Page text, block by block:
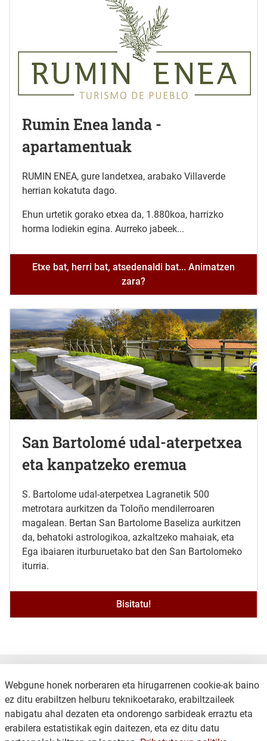
Rumin Enea landa -
apartamentuak
RUMIN ENEA, gure landetxea, arabako Villaverde
herrian kokatuta dago.
Ehun urtetik gorako etxea da, 1.880koa, harrizko
horma lodiekin egina. Aurreko jabeek...
Etxe bat, herri bat, atsedenaldi bat... Animatzen
zara?
San Bartolomé udal-aterpetxea
eta kanpatzeko eremua
S. Bartolome udal-aterpetxea Lagranetik 500
metrotara aurkitzen da Toloño mendilerroaren
magalean. Bertan San Bartolome Baseliza aurkitzen
da, behatoki astrologikoa, azkaltzeko mahaiak, eta
Ega ibaiaren iturburuetako bat den San Bartolomeko
iturria.
Bisitatu!
Webgune honek norberaren eta hirugarrenen cookie-ak baino
ez ditu erabiltzen helburu teknikoetarako, erabiltzaileek
nabigatu ahal dezaten eta ondorengo sarbideak erraztu eta
erabilera estatistikak egin daitezen, eta ez ditu datu